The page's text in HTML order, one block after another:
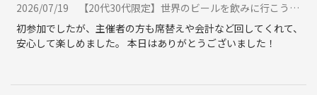
2026/07/19
【20代30代限定】世界のビールを飲みに行こう！40種類あります🐽🐽に参加
初参加でしたが、主催者の方も席替えや会計など回してくれて、
安心して楽しめました。 本日はありがとうございました！